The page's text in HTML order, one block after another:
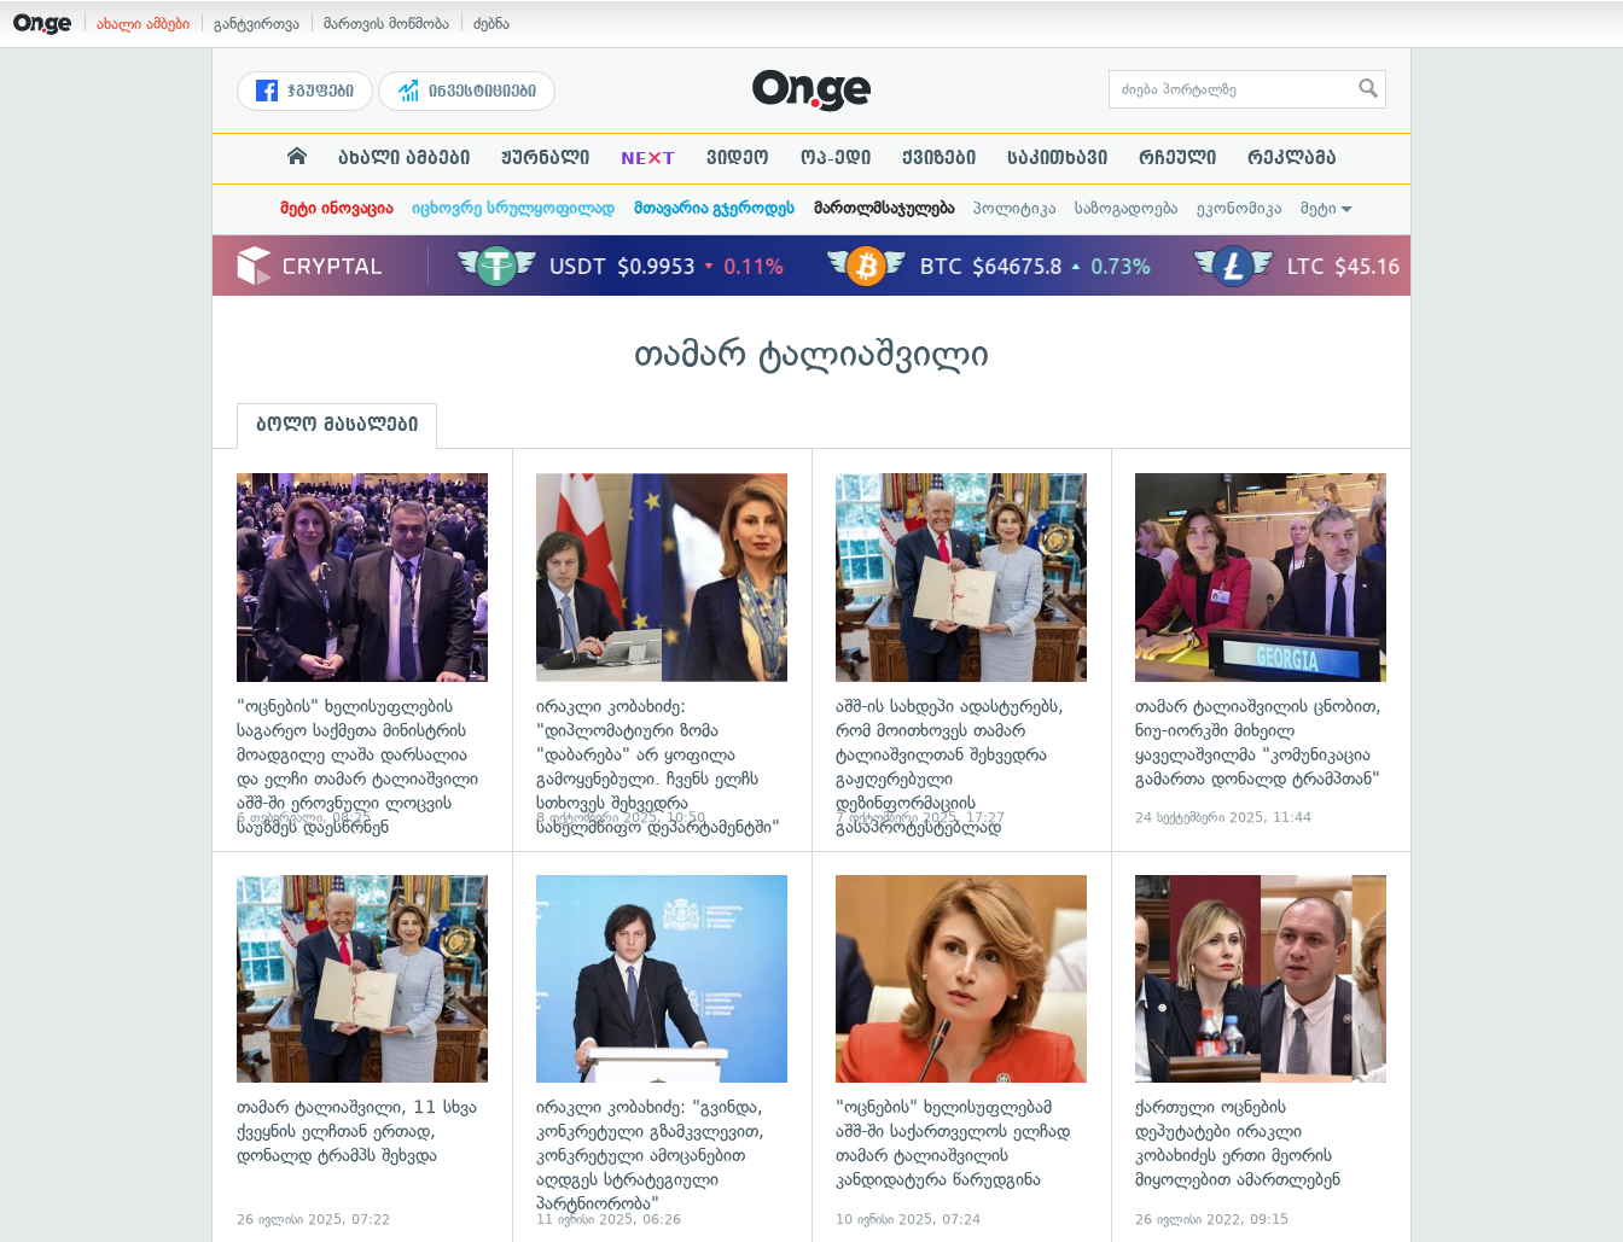
ახალი ამბები განტვირთვა მართვის მოწმობა ძებნა
ჯგუფები ინვესტიციები
ახალი ამბები ჟურნალი NE×T ვიდეო ოპ-ედი ქვიზები საკითხავი რჩეული რეკლამა
მეტი ინოვაცია იცხოვრე სრულყოფილად მთავარია გჯეროდეს მართლმსაჯულება პოლიტიკა საზოგადოება ეკონომიკა მეტი
თამარ ტალიაშვილი
ბოლო მასალები
გადახედვა
"ოცნების" ხელისუფლების
საგარეო საქმეთა მინისტრის
მოადგილე ლაშა დარსალია
და ელჩი თამარ ტალიაშვილი
აშშ-ში ეროვნული ლოცვის
საუზმეს დაესწრნენ
6 თებერვალი, 08:25
გადახედვა
ირაკლი კობახიძე:
"დიპლომატიური ზომა
"დაბარება" არ ყოფილა
გამოყენებული. ჩვენს ელჩს
სთხოვეს შეხვედრა
სახელმწიფო დეპარტამენტში"
8 ოქტომბერი 2025, 10:50
აშშ-ის სახდეპი ადასტურებს,
რომ მოითხოვეს თამარ
ტალიაშვილთან შეხვედრა
გაჟღერებული
დეზინფორმაციის
გასაპროტესტებლად
7 ოქტომბერი 2025, 17:27
თამარ ტალიაშვილის ცნობით,
ნიუ-იორკში მიხეილ
ყაველაშვილმა "კომუნიკაცია
გამართა დონალდ ტრამპთან"
24 სექტემბერი 2025, 11:44
გადახედვა
თამარ ტალიაშვილი, 11 სხვა
ქვეყნის ელჩთან ერთად,
დონალდ ტრამპს შეხვდა
26 ივლისი 2025, 07:22
ირაკლი კობახიძე: "გვინდა,
კონკრეტული გზამკვლევით,
კონკრეტული ამოცანებით
აღდგეს სტრატეგიული
პარტნიორობა"
11 ივნისი 2025, 06:26
გადახედვა
"ოცნების" ხელისუფლებამ
აშშ-ში საქართველოს ელჩად
თამარ ტალიაშვილის
კანდიდატურა წარუდგინა
10 ივნისი 2025, 07:24
ქართული ოცნების
დეპუტატები ირაკლი
კობახიძეს ერთი მეორის
მიყოლებით ამართლებენ
26 ივლისი 2022, 09:15